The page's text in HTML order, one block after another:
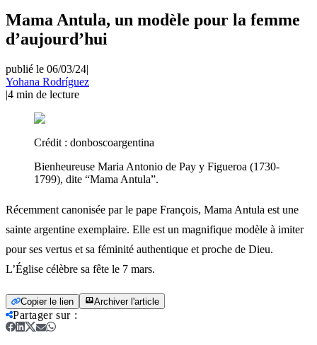
Mama Antula, un modèle pour la femme
d’aujourd’hui
publié le 06/03/24|
Yohana Rodríguez
|4 min de lecture
Crédit : donboscoargentina
Bienheureuse Maria Antonio de Pay y Figueroa (1730-
1799), dite “Mama Antula”.
Récemment canonisée par le pape François, Mama Antula est une
sainte argentine exemplaire. Elle est un magnifique modèle à imiter
pour ses vertus et sa féminité authentique et proche de Dieu.
L’Église célèbre sa fête le 7 mars.
Copier le lien Archiver l'article
Partager sur: